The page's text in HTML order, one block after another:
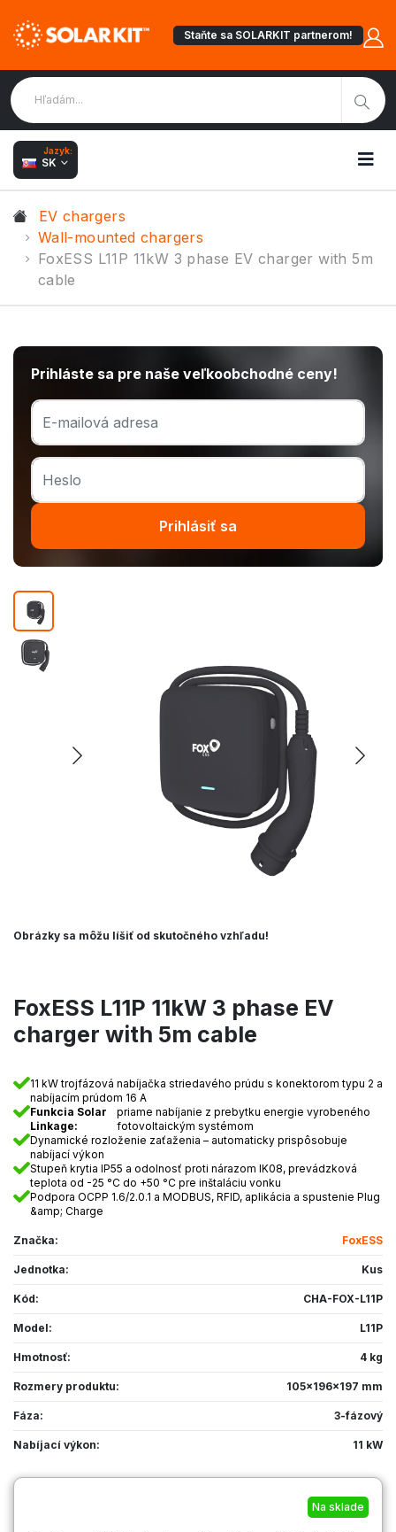
Staňte sa SOLARKIT partnerom!
Jazyk:
SK
EV chargers
Wall-mounted chargers
FoxESS L11P 11kW 3 phase EV charger with 5m
cable
Prihláste sa pre naše veľkoobchodné ceny!
Prihlásiť sa
Obrázky sa môžu líšiť od skutočného vzhľadu!
FoxESS L11P 11kW 3 phase EV
charger with 5m cable
11 kW trojfázová nabíjačka striedavého prúdu s konektorom typu 2 a
nabíjacím prúdom 16 A
Funkcia Solar
Linkage:
priame nabíjanie z prebytku energie vyrobeného
fotovoltaickým systémom
Dynamické rozloženie zaťaženia – automaticky prispôsobuje
nabíjací výkon
Stupeň krytia IP55 a odolnosť proti nárazom IK08, prevádzková
teplota od -25 °C do +50 °C pre inštaláciu vonku
Podpora OCPP 1.6/2.0.1 a MODBUS, RFID, aplikácia a spustenie Plug
&amp; Charge
Značka: FoxESS
Jednotka: Kus
Kód: CHA-FOX-L11P
Model: L11P
Hmotnosť: 4 kg
Rozmery produktu: 105x196x197 mm
Fáza: 3-fázový
Nabíjací výkon: 11 kW
Na sklade